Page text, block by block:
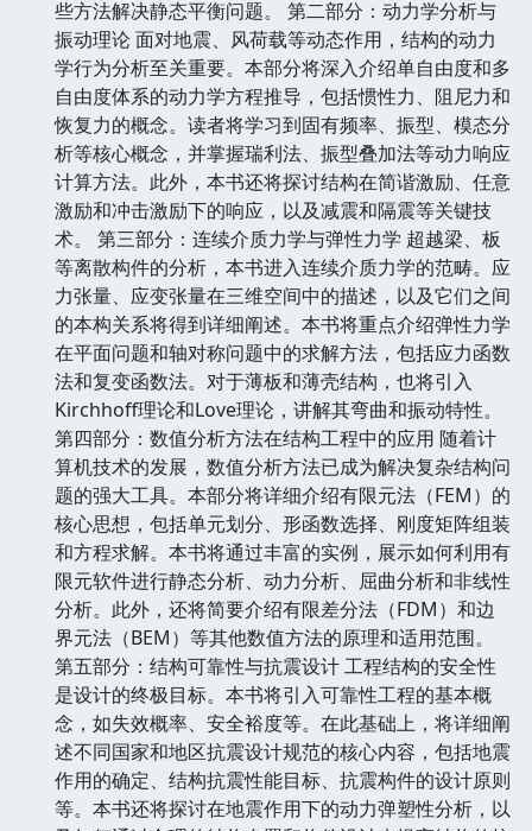
些方法解决静态平衡问题。 第二部分：动力学分析与
振动理论 面对地震、风荷载等动态作用，结构的动力
学行为分析至关重要。本部分将深入介绍单自由度和多
自由度体系的动力学方程推导，包括惯性力、阻尼力和
恢复力的概念。读者将学习到固有频率、振型、模态分
析等核心概念，并掌握瑞利法、振型叠加法等动力响应
计算方法。此外，本书还将探讨结构在简谐激励、任意
激励和冲击激励下的响应，以及减震和隔震等关键技
术。 第三部分：连续介质力学与弹性力学 超越梁、板
等离散构件的分析，本书进入连续介质力学的范畴。应
力张量、应变张量在三维空间中的描述，以及它们之间
的本构关系将得到详细阐述。本书将重点介绍弹性力学
在平面问题和轴对称问题中的求解方法，包括应力函数
法和复变函数法。对于薄板和薄壳结构，也将引入
Kirchhoff理论和Love理论，讲解其弯曲和振动特性。
第四部分：数值分析方法在结构工程中的应用 随着计
算机技术的发展，数值分析方法已成为解决复杂结构问
题的强大工具。本部分将详细介绍有限元法（FEM）的
核心思想，包括单元划分、形函数选择、刚度矩阵组装
和方程求解。本书将通过丰富的实例，展示如何利用有
限元软件进行静态分析、动力分析、屈曲分析和非线性
分析。此外，还将简要介绍有限差分法（FDM）和边
界元法（BEM）等其他数值方法的原理和适用范围。
第五部分：结构可靠性与抗震设计 工程结构的安全性
是设计的终极目标。本书将引入可靠性工程的基本概
念，如失效概率、安全裕度等。在此基础上，将详细阐
述不同国家和地区抗震设计规范的核心内容，包括地震
作用的确定、结构抗震性能目标、抗震构件的设计原则
等。本书还将探讨在地震作用下的动力弹塑性分析，以